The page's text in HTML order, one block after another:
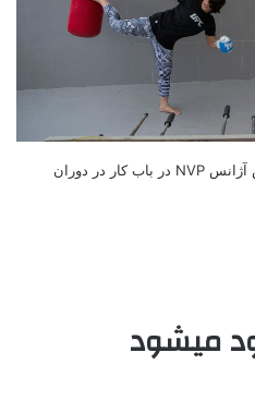
– گفتگو با مهران مافی بردبار، عکاس آژانس NVP در باب کار در دوران
میشود